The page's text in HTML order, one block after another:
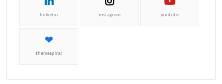
linkedin instagram youtube
themespiral